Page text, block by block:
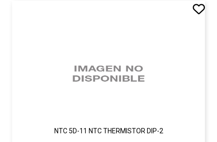
NTC 5D-11 NTC THERMISTOR DIP-2